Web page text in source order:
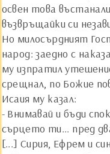
освен това
възвръщайки си
Но милосърдният
народ: заедно с
му изпратил
срещнал, по Божие
Исаия му казал:
- Внимавай и бъди
сърцето ти... пред
[...] Сирия, Ефрем и